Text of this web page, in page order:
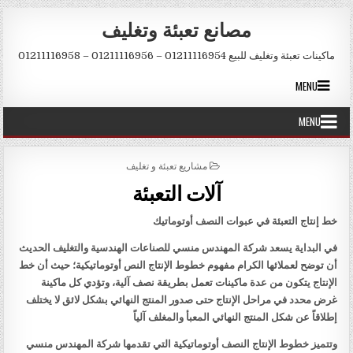
Skip to content
مصانع تعبئة وتغليف
ماكينات تعبئة وتغليف للبيع 01211116954 – 01211116956 – 01211116958
MENU
MENU
POSTED IN
مشاريع تعبئة و تغليف
آلات التعبئة
خط إنتاج التعبئة في عبوات النصف أوتوماتيك
في البداية يسعد شركة المهندس منسي للصناعات الهندسية والتغليف الحديث
أن توضح لعملائها الكرام مفهوم خطوط الإنتاج النص أوتوماتيكية؛ حيث أن خط
الإنتاج يتكون من عدة ماكينات تعمل بطريقة نصف آلية، وتؤدي كل ماكينة
غرض محدد في مراحل الإنتاج حتى صدور المنتج النهائي بشكل لائق لا يختلف
إطلاقاً عن شكل المنتج النهائي المعبأ والمغلف آلياً
وتتميز خطوط الإنتاج النصف أوتوماتيكية التي تقدمها شركة المهندس منسي